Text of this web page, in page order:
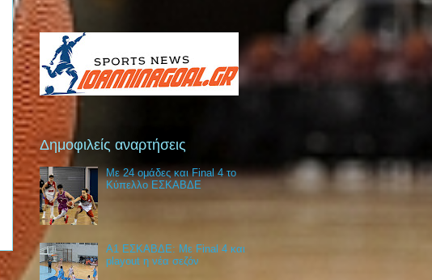
Δημοφιλείς αναρτήσεις
Με 24 ομάδες και Final 4 το
Κύπελλο ΕΣΚΑΒΔΕ
Α1 ΕΣΚΑΒΔΕ: Με Final 4 και
playout η νέα σεζόν